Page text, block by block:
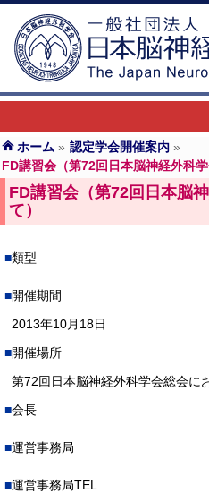
ホーム » 認定学会開催案内 »
FD講習会（第72回日本脳神経外科学
FD講習会（第72回日本脳
て）
類型
開催期間
2013年10月18日
開催場所
第72回日本脳神経外科学会総会に
会長
運営事務局
運営事務局TEL